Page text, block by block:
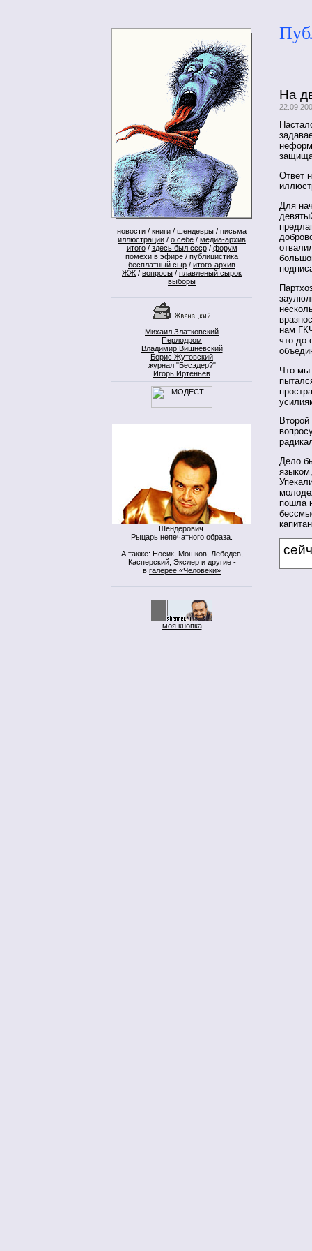
новости / книги / шендевры / письма
иллюстрации / о себе / медиа-архив
итого/ здесь был ссср/ форум
помехи в эфире / публицистика
бесплатный сыр / итого-архив
ЖЖ / вопросы / плавленый сырок
выборы
Михаил Златковский
Перлодром
Владимир Вишневский
Борис Жутовский
журнал "Бесэдер?"
Игорь Иртеньев
Шендерович.
Рыцарь непечатного образа.
А также: Носик, Мошков, Лебедев,
Касперский, Экслер и другие -
в галерее «Человеки»
моя кнопка
На
Ответ
Для
нам
что до
Что мы
Дело
пошла